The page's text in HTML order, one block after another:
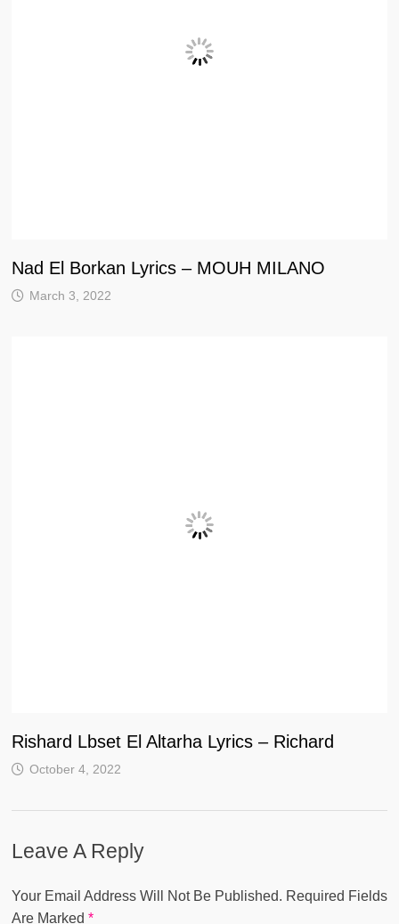
Nad El Borkan Lyrics – MOUH MILANO
March 3, 2022
Rishard Lbset El Altarha Lyrics – Richard
October 4, 2022
Leave A Reply
Your Email Address Will Not Be Published. Required Fields
Are Marked *